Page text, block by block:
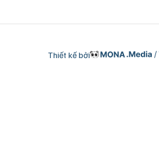
Thiết kế bởi